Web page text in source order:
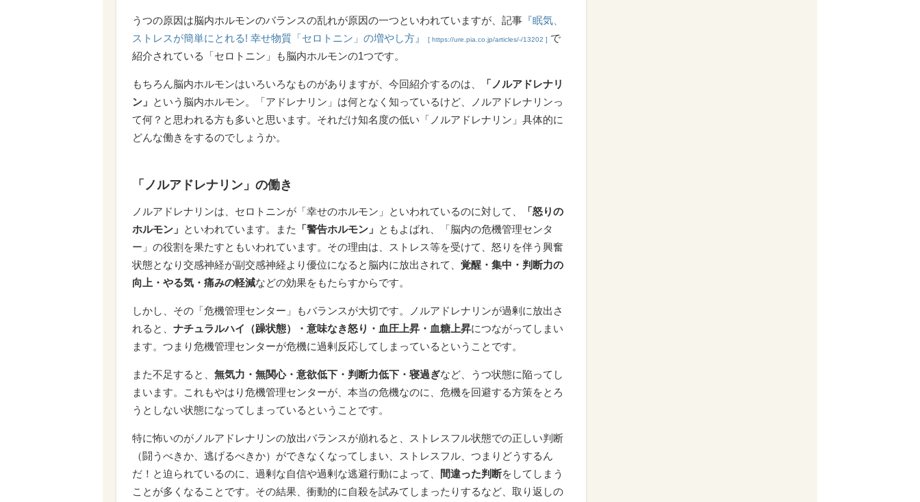
うつの原因は脳内ホルモンのバランスの乱れが原因の一つといわれていますが、記事 『眠気、
ストレスが簡単にとれる! 幸せ物質「セロトニン」の増やし方』
[ https://ure.pia.co.jp/articles/-/13202 ] で
紹介されている「セロトニン」も脳内ホルモンの1つです。
もちろん脳内ホルモンはいろいろなものがありますが、今回紹介するのは、
「ノルアドレナリ
ン」 という脳内ホルモン。「アドレナリン」は何となく知っているけど、ノルアドレナリンっ
て何？と思われる方も多いと思います。それだけ知名度の低い「ノルアドレナリン」具体的に
どんな働きをするのでしょうか。
「ノルアドレナリン」の働き
ノルアドレナリンは、セロトニンが「幸せのホルモン」といわれているのに対して、
「怒りの
ホルモン」 といわれています。また 「警告ホルモン」 ともよばれ、「脳内の危機管理センタ
ー」の役割を果たすともいわれています。その理由は、ストレス等を受けて、怒りを伴う興奮
状態となり交感神経が副交感神経より優位になると脳内に放出されて、 覚醒・集中・判断力の
向上・やる気・痛みの軽減などの効果をもたらすからです。
しかし、その「危機管理センター」もバランスが大切です。ノルアドレナリンが過剰に放出さ
れると、 ナチュラルハイ（躁状態）・意味なき怒り・血圧上昇・血糖上昇につながってしまい
ます。つまり危機管理センターが危機に過剰反応してしまっているということです。
また不足すると、 無気力・無関心・意欲低下・判断力低下・寝過ぎなど、うつ状態に陥ってし
まいます。これもやはり危機管理センターが、本当の危機なのに、危機を回避する方策をとろ
うとしない状態になってしまっているということです。
特に怖いのがノルアドレナリンの放出バランスが崩れると、ストレスフル状態での正しい判断
（闘うべきか、逃げるべきか）ができなくなってしまい、ストレスフル、つまりどうするん
だ！と迫られているのに、過剰な自信や過剰な逃避行動によって、
間違った判断をしてしまう
ことが多くなることです。その結果、衝動的に自殺を試みてしまったりするなど、取り返しの